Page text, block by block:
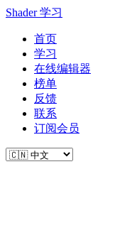
Shader 学习
首页
学习
在线编辑器
榜单
反馈
联系
订阅会员